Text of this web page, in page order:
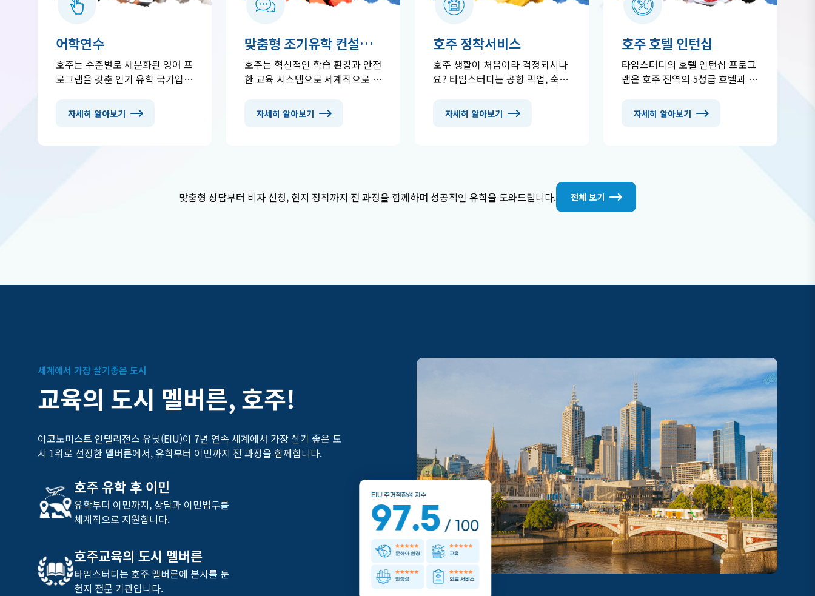
어학연수
호주는 수준별로 세분화된 영어 프
로그램을 갖춘 인기 유학 국가입니
TESOL, 대학 진학 준비까지 여러
분의 목표에 맞는 과정을 선택하실
자세히 알아보기
맞춤형 조기유학 컨설팅
서비스
호주는 혁신적인 학습 환경과 안전
한 교육 시스템으로 세계적으로 인
형 학습 계획, 다문화 경험, 체계적
인 영어 교육 지원, 다양한 스포츠
자세히 알아보기
호주 정착서비스
호주 생활이 처음이라 걱정되시나
요? 타임스터디는 공항 픽업, 숙소
법 등 현지 정착에 필요한 모든 서
비스를 체계적으로 지원합니다. 수
자세히 알아보기
호주 호텔 인턴십
타임스터디의 호텔 인턴십 프로그
램은 호주 전역의 5성급 호텔과 리
는 특별한 기회입니다. 유급 인턴
십으로 수입을 얻으면서 동시에 영
서 근무 가능하며, 비자 지원 및 숙
소 안내까지 포함되어 있습니다.
자세히 알아보기
맞춤형 상담부터 비자 신청, 현지 정착까지 전 과정을 함께하며 성공적인 유학을 도와드립니다. 전체 보기
세계에서 가장 살기좋은 도시
교육의 도시 멜버른, 호주!
이코노미스트 인텔리전스 유닛(EIU)이 7년 연속 세계에서 가장 살기 좋은 도
시 1위로 선정한 멜버른에서, 유학부터 이민까지 전 과정을 함께합니다.
호주 유학 후 이민
유학부터 이민까지, 상담과 이민법무를
체계적으로 지원합니다.
호주교육의 도시 멜버른
타임스터디는 호주 멜버른에 본사를 둔
현지 전문 기관입니다.